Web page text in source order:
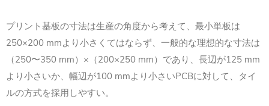
プリント基板の寸法は生産の角度から考えて、最小単板は
250×200 mmより小さくてはならず、一般的な理想的な寸法は
（250〜350 mm）×（200×250 mm）であり、長辺が125 mm
より小さいか、幅辺が100 mmより小さいPCBに対して、タイ
ルの方式を採用しやすい。